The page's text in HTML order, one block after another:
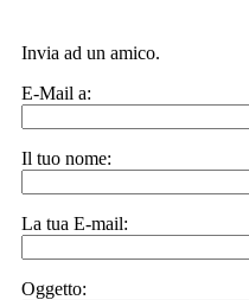
Invia ad un amico.
E-Mail a:
Il tuo nome:
La tua E-mail:
Oggetto: